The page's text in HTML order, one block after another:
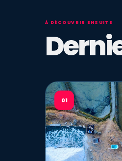
À DÉCOUVRIR ENSUITE
01